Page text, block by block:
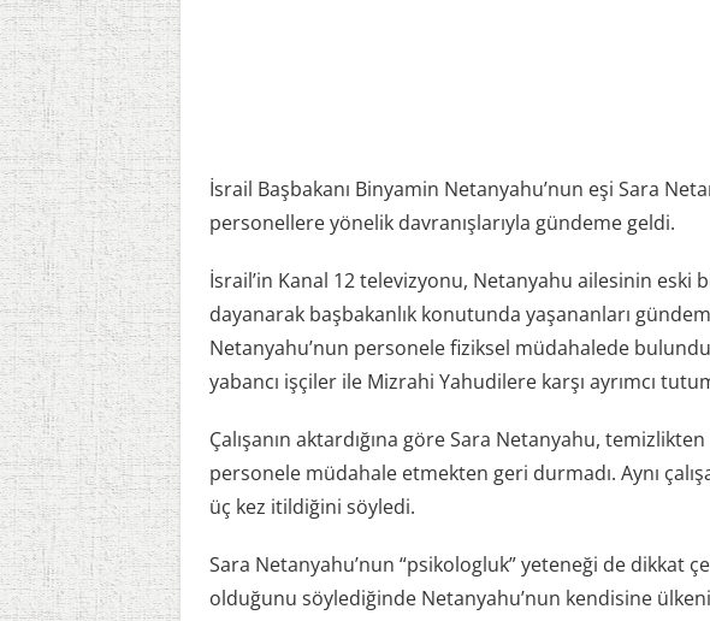
İsrail Başbakanı Binyamin Netanyahu’nun eşi Sara
personellere yönelik davranışlarıyla gündeme geldi.
İsrail’in Kanal 12 televizyonu, Netanyahu ailesinin eski bir
dayanarak başbakanlık konutunda yaşananları
Netanyahu’nun personele fiziksel müdahalede
yabancı işçiler ile Mizrahi Yahudilere karşı ayrımcı
Çalışanın aktardığına göre Sara Netanyahu,
personele müdahale etmekten geri durmadı. Aynı
üç kez itildiğini söyledi.
Sara Netanyahu’nun “psikologluk” yeteneği de dikkat
olduğunu söylediğinde Netanyahu’nun kendisine